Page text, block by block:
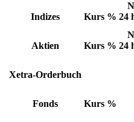
Indizes Kurs % 24
Aktien Kurs % 24
Xetra-Orderbuch
Fonds Kurs %